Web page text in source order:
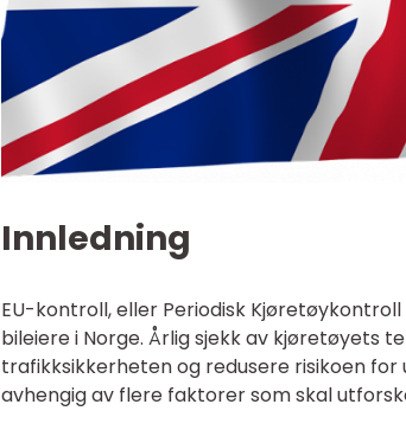
Innledning
EU-kontroll, eller Periodisk
bileiere i Norge. Årlig sjekk av kjøretøyets
trafikksikkerheten og redusere risikoen
avhengig av flere faktorer som skal